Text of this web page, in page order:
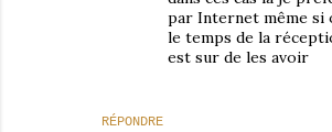
RÉPONDRE
par Internet même
le temps de la
est sur de les avoir